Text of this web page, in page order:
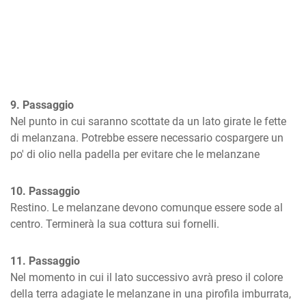
9. Passaggio
Nel punto in cui saranno scottate da un lato girate le fette
di melanzana. Potrebbe essere necessario cospargere un
po' di olio nella padella per evitare che le melanzane
10. Passaggio
Restino. Le melanzane devono comunque essere sode al
centro. Terminerà la sua cottura sui fornelli.
11. Passaggio
Nel momento in cui il lato successivo avrà preso il colore
della terra adagiate le melanzane in una pirofila imburrata,